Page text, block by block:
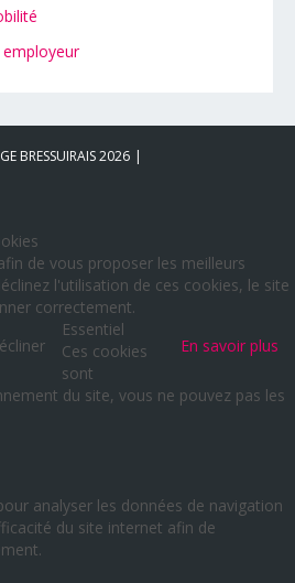
BRESSUIRAIS2026
de vous proposer les meilleurs
l'utilisation de ces cookies, le site
correctement.
En savoir plus
Essentiel
Ces cookies
sont
du site, vous ne pouvez pas les
analyser les données de navigation
du site internet afin de